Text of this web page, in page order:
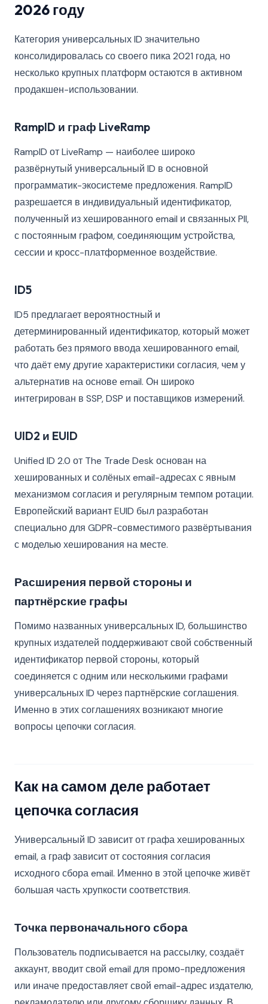
2026 году
Категория универсальных ID значительно
консолидировалась со своего пика 2021 года, но
несколько крупных платформ остаются в активном
продакшен-использовании.
RampID и граф LiveRamp
RampID от LiveRamp — наиболее широко
развёрнутый универсальный ID в основной
программатик-экосистеме предложения. RampID
разрешается в индивидуальный идентификатор,
полученный из хешированного email и связанных PII,
с постоянным графом, соединяющим устройства,
сессии и кросс-платформенное воздействие.
ID5
ID5 предлагает вероятностный и
детерминированный идентификатор, который может
работать без прямого ввода хешированного email,
что даёт ему другие характеристики согласия, чем у
альтернатив на основе email. Он широко
интегрирован в SSP, DSP и поставщиков измерений.
UID2 и EUID
Unified ID 2.0 от The Trade Desk основан на
хешированных и солёных email-адресах с явным
механизмом согласия и регулярным темпом ротации.
Европейский вариант EUID был разработан
специально для GDPR-совместимого развёртывания
с моделью хеширования на месте.
Расширения первой стороны и
партнёрские графы
Помимо названных универсальных ID, большинство
крупных издателей поддерживают свой собственный
идентификатор первой стороны, который
соединяется с одним или несколькими графами
универсальных ID через партнёрские соглашения.
Именно в этих соглашениях возникают многие
вопросы цепочки согласия.
Как на самом деле работает
цепочка согласия
Универсальный ID зависит от графа хешированных
email, а граф зависит от состояния согласия
исходного сбора email. Именно в этой цепочке живёт
большая часть хрупкости соответствия.
Точка первоначального сбора
Пользователь подписывается на рассылку, создаёт
аккаунт, вводит свой email для промо-предложения
или иначе предоставляет свой email-адрес издателю,